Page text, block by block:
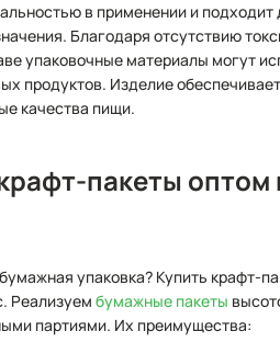
в применении и подходит
Благодаря отсутствию
упаковочные материалы могут
продуктов. Изделие
качества пищи.
пакеты оптом
упаковка? Купить крафт-
Реализуем бумажные пакеты
партиями. Их преимущества: